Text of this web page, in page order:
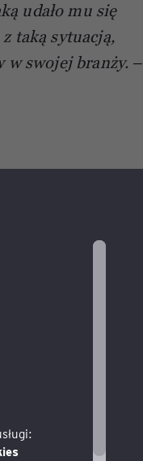
udało mu się
taką sytuacją,
w swojej branży. –
roku. Grupa